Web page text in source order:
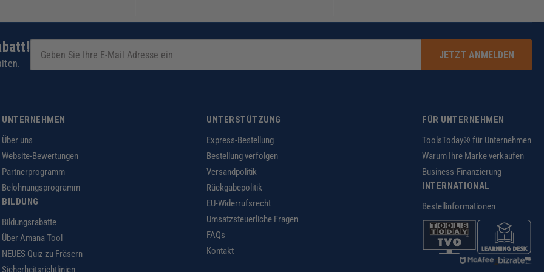
JETZT ANMELDEN
UNTERNEHMEN
Über uns
Website-Bewertungen
Partnerprogramm
Belohnungsprogramm
BILDUNG
Bildungsrabatte
Über Amana Tool
NEUES Quiz zu Fräsern
UNTERSTÜTZUNG
Express-Bestellung
Bestellung verfolgen
Versandpolitik
Rückgabepolitik
EU-Widerrufsrecht
Umsatzsteuerliche Fragen
FAQs
Kontakt
FÜR UNTERNEHMEN
ToolsToday® für Unternehmen
Warum Ihre Marke verkaufen
Business-Finanzierung
INTERNATIONAL
Bestellinformationen